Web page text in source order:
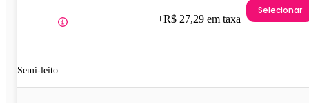
Semi-leito
+R$ 27,29 em taxa
Selecionar